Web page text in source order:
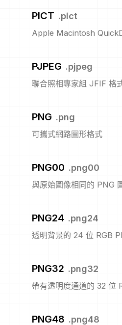
PICT .pict
Apple Macintosh
PJPEG .pjpeg
聯合照相專家組 JFIF 格
PNG .png
可攜式網路圖形格式
PNG00 .png00
與原始圖像相同的 PNG
PNG24 .png24
透明背景的 24 位 RGB
PNG32 .png32
帶有透明度通道的 32 位
PNG48 .png48